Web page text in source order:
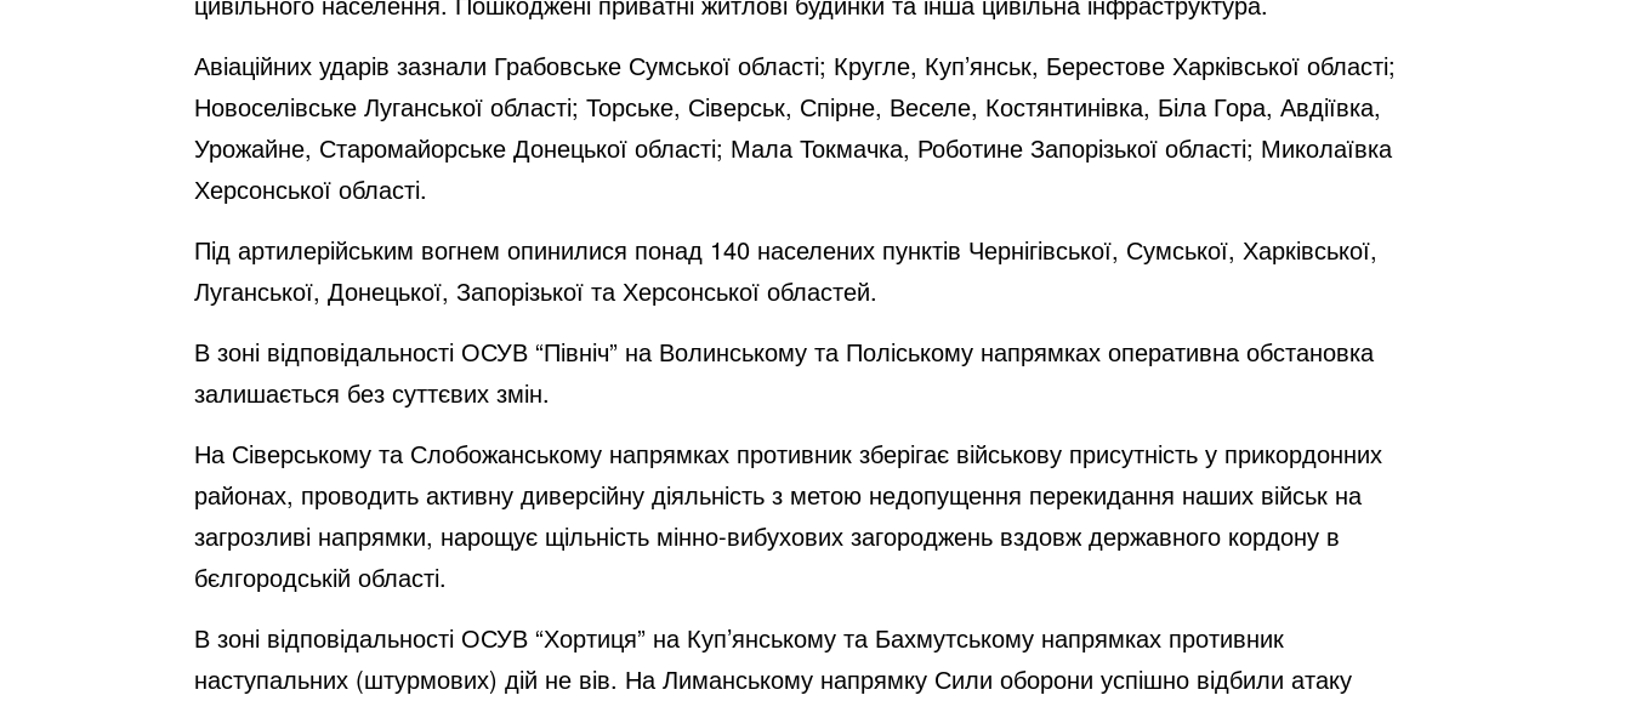
Авіаційних ударів зазнали Грабовське Сумської області; Кругле, Куп’янськ, Берестове Харківської області;
Новоселівське Луганської області; Торське, Сіверськ, Спірне, Веселе, Костянтинівка, Біла Гора, Авдіївка,
Урожайне, Старомайорське Донецької області; Мала Токмачка, Роботине Запорізької області; Миколаївка
Херсонської області.
Під артилерійським вогнем опинилися понад 140 населених пунктів Чернігівської, Сумської, Харківської,
Луганської, Донецької, Запорізької та Херсонської областей.
В зоні відповідальності ОСУВ “Північ” на Волинському та Поліському напрямках оперативна обстановка
залишається без суттєвих змін.
На Сіверському та Слобожанському напрямках противник зберігає військову присутність у прикордонних
районах, проводить активну диверсійну діяльність з метою недопущення перекидання наших військ на
загрозливі напрямки, нарощує щільність мінно-вибухових загороджень вздовж державного кордону в
бєлгородській області.
В зоні відповідальності ОСУВ “Хортиця” на Куп’янському та Бахмутському напрямках противник
наступальних (штурмових) дій не вів. На Лиманському напрямку Сили оборони успішно відбили атаку